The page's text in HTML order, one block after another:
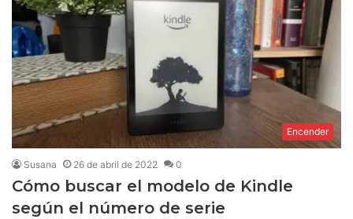
Encender
Susana 26 de abril de 2022 0
Cómo buscar el modelo de Kindle
según el número de serie